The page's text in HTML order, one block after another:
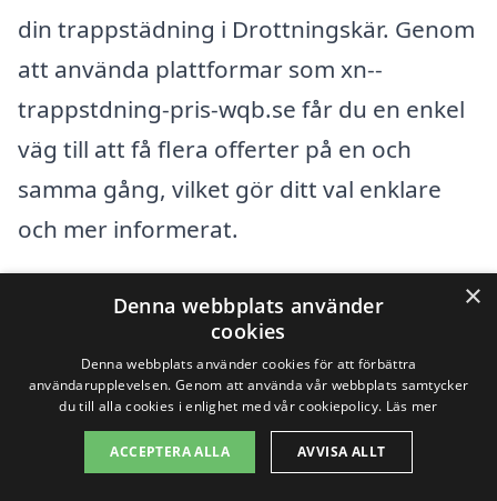
din trappstädning i Drottningskär. Genom
att använda plattformar som xn--
trappstdning-pris-wqb.se får du en enkel
väg till att få flera offerter på en och
samma gång, vilket gör ditt val enklare
och mer informerat.
Få 3 erbjudanden, gratis och utan
Sök efter en
×
Denna webbplats använder
cookies
Denna webbplats använder cookies för att förbättra
användarupplevelsen. Genom att använda vår webbplats samtycker
du till alla cookies i enlighet med vår cookiepolicy. Läs mer
ACCEPTERA ALLA AVVISA ALLT